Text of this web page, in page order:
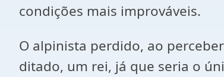
condições mais improváveis.
O alpinista perdido, ao
ditado, um rei, já que seria o